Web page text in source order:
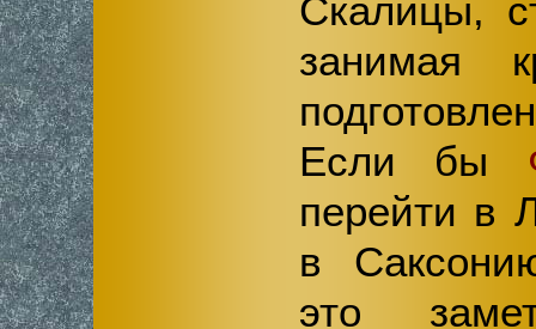
Скалицы,
занимая
Если бы
перейти в
в
это